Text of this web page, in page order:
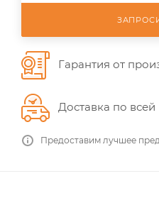
Гарантия от
Доставка по
Предоставим лучшее